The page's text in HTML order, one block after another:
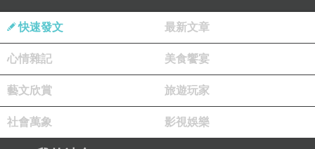
快速發文 最新文章
心情雜記 美食饗宴
藝文欣賞 旅遊玩家
社會萬象 影視娛樂